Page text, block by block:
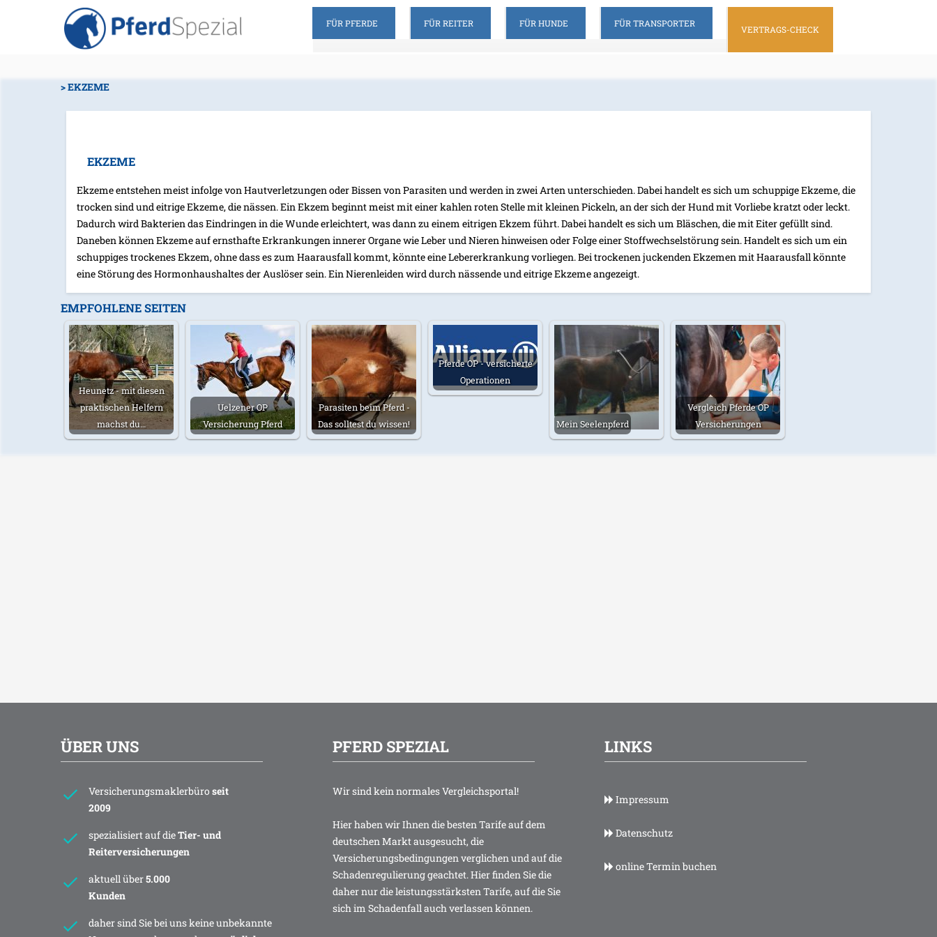
FÜR PFERDE FÜR REITER FÜR HUNDE FÜR TRANSPORTER
VERTRAGS-CHECK
EKZEME
EKZEME
Ekzeme entstehen meist infolge von Hautverletzungen oder Bissen von Parasiten und werden in zwei Arten unterschieden. Dabei handelt es sich um schuppige Ekzeme, die
trocken sind und eitrige Ekzeme, die nässen. Ein Ekzem beginnt meist mit einer kahlen roten Stelle mit kleinen Pickeln, an der sich der Hund mit Vorliebe kratzt oder leckt.
Dadurch wird Bakterien das Eindringen in die Wunde erleichtert, was dann zu einem eitrigen Ekzem führt. Dabei handelt es sich um Bläschen, die mit Eiter gefüllt sind.
Daneben können Ekzeme auf ernsthafte Erkrankungen innerer Organe wie Leber und Nieren hinweisen oder Folge einer Stoffwechselstörung sein. Handelt es sich um ein
schuppiges trockenes Ekzem, ohne dass es zum Haarausfall kommt, könnte eine Lebererkrankung vorliegen. Bei trockenen juckenden Ekzemen mit Haarausfall könnte
eine Störung des Hormonhaushaltes der Auslöser sein. Ein Nierenleiden wird durch nässende und eitrige Ekzeme angezeigt.
EMPFOHLENE SEITEN
Heunetz - mit diesen
praktischen Helfern
machst du…
Uelzener OP
Versicherung Pferd
Parasiten beim Pferd -
Das solltest du wissen!
Pferde OP - versicherte
Operationen
Mein Seelenpferd
Vergleich Pferde OP
Versicherungen
ÜBER UNS
Versicherungsmaklerbüro seit
2009
spezialisiert auf dieTier- und
Reiterversicherungen
aktuell über5.000
Kunden
daher sind Sie bei uns keine unbekannte
PFERD SPEZIAL
Wir sind kein normales Vergleichsportal!
Hier haben wir Ihnen die besten Tarife auf dem
deutschen Markt ausgesucht, die
Versicherungsbedingungen verglichen und auf die
Schadenregulierung geachtet. Hier finden Sie die
daher nur die leistungsstärksten Tarife, auf die Sie
sich im Schadenfall auch verlassen können.
LINKS
Impressum
Datenschutz
online Termin buchen